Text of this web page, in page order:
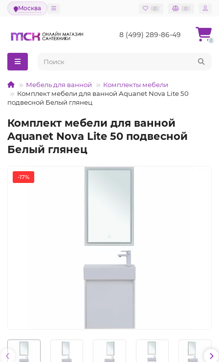
Москва 0 0
8 (499) 289-86-49
0
Мебель для ванной
Комплекты мебели
Комплект мебели для ванной Aquanet Nova Lite 50
подвесной Белый глянец
Комплект мебели для ванной
Aquanet Nova Lite 50 подвесной
Белый глянец
-17%